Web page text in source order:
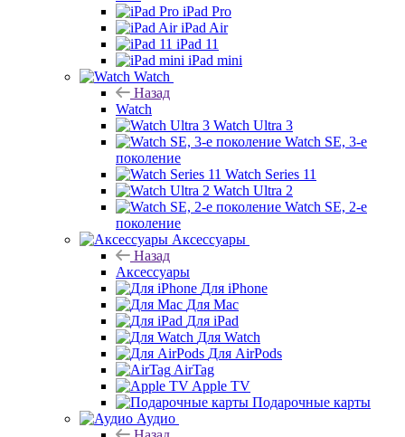
iPad Pro
iPad Air
iPad 11
iPad mini
Watch
Назад
Watch
Watch Ultra 3
Watch SE, 3-е
поколение
Watch Series 11
Watch Ultra 2
Watch SE, 2-е
поколение
Аксессуары
Назад
Аксессуары
Для iPhone
Для Mac
Для iPad
Для Watch
Для AirPods
AirTag
Apple TV
Подарочные карты
Аудио